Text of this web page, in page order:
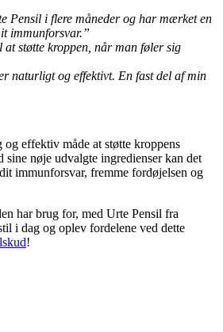
Pensil i flere måneder og har mærket en
immunforsvar.”
at støtte kroppen, når man føler sig
naturligt og effektivt. En fast del af min
og effektiv måde at støtte kroppens
nøje udvalgte ingredienser kan det
immunforsvar, fremme fordøjelsen og
har brug for, med Urte Pensil fra
i dag og oplev fordelene ved dette
!